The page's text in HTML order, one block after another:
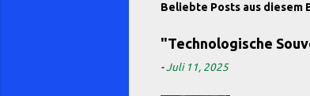
Beliebte Posts aus diesem
"Technologische
-Juli 11, 2025